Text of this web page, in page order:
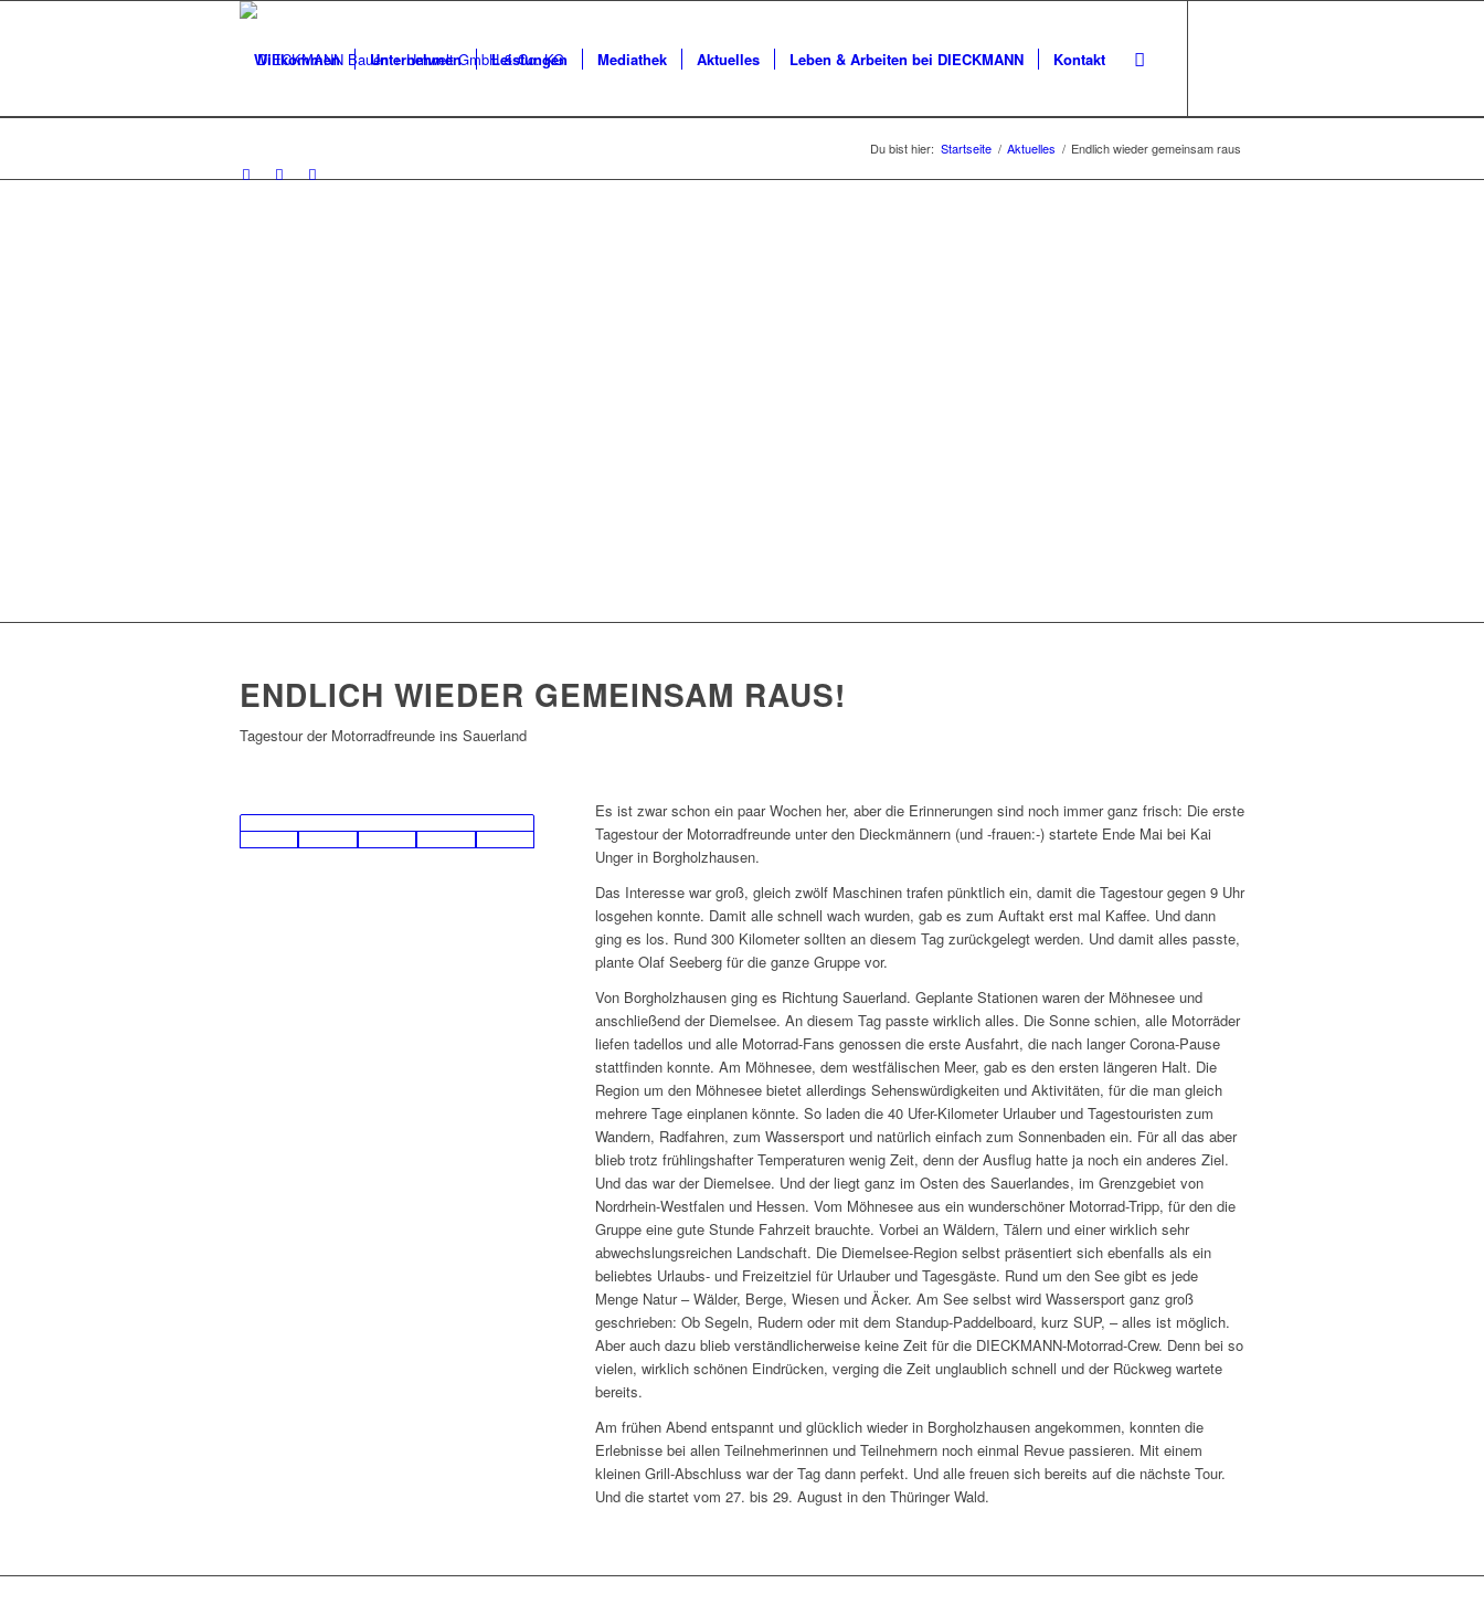
Willkommen Unternehmen Leistungen Mediathek Aktuelles Leben & Arbeiten bei DIECKMANN Kontakt
Du bist hier: Startseite / Aktuelles / Endlich wieder gemeinsam raus
ENDLICH WIEDER GEMEINSAM RAUS!
Tagestour der Motorradfreunde ins Sauerland
Es ist zwar schon ein paar Wochen her, aber die Erinnerungen sind noch immer ganz frisch: Die erste
Tagestour der Motorradfreunde unter den Dieckmännern (und -frauen:-) startete Ende Mai bei Kai
Unger in Borgholzhausen.
Das Interesse war groß, gleich zwölf Maschinen trafen pünktlich ein, damit die Tagestour gegen 9 Uhr
losgehen konnte. Damit alle schnell wach wurden, gab es zum Auftakt erst mal Kaffee. Und dann
ging es los. Rund 300 Kilometer sollten an diesem Tag zurückgelegt werden. Und damit alles passte,
plante Olaf Seeberg für die ganze Gruppe vor.
Von Borgholzhausen ging es Richtung Sauerland. Geplante Stationen waren der Möhnesee und
anschließend der Diemelsee. An diesem Tag passte wirklich alles. Die Sonne schien, alle Motorräder
liefen tadellos und alle Motorrad-Fans genossen die erste Ausfahrt, die nach langer Corona-Pause
stattfinden konnte. Am Möhnesee, dem westfälischen Meer, gab es den ersten längeren Halt. Die
Region um den Möhnesee bietet allerdings Sehenswürdigkeiten und Aktivitäten, für die man gleich
mehrere Tage einplanen könnte. So laden die 40 Ufer-Kilometer Urlauber und Tagestouristen zum
Wandern, Radfahren, zum Wassersport und natürlich einfach zum Sonnenbaden ein. Für all das aber
blieb trotz frühlingshafter Temperaturen wenig Zeit, denn der Ausflug hatte ja noch ein anderes Ziel.
Und das war der Diemelsee. Und der liegt ganz im Osten des Sauerlandes, im Grenzgebiet von
Nordrhein-Westfalen und Hessen. Vom Möhnesee aus ein wunderschöner Motorrad-Tripp, für den die
Gruppe eine gute Stunde Fahrzeit brauchte. Vorbei an Wäldern, Tälern und einer wirklich sehr
abwechslungsreichen Landschaft. Die Diemelsee-Region selbst präsentiert sich ebenfalls als ein
beliebtes Urlaubs- und Freizeitziel für Urlauber und Tagesgäste. Rund um den See gibt es jede
Menge Natur – Wälder, Berge, Wiesen und Äcker. Am See selbst wird Wassersport ganz groß
geschrieben: Ob Segeln, Rudern oder mit dem Standup-Paddelboard, kurz SUP, – alles ist möglich.
Aber auch dazu blieb verständlicherweise keine Zeit für die DIECKMANN-Motorrad-Crew. Denn bei so
vielen, wirklich schönen Eindrücken, verging die Zeit unglaublich schnell und der Rückweg wartete
bereits.
Am frühen Abend entspannt und glücklich wieder in Borgholzhausen angekommen, konnten die
Erlebnisse bei allen Teilnehmerinnen und Teilnehmern noch einmal Revue passieren. Mit einem
kleinen Grill-Abschluss war der Tag dann perfekt. Und alle freuen sich bereits auf die nächste Tour.
Und die startet vom 27. bis 29. August in den Thüringer Wald.